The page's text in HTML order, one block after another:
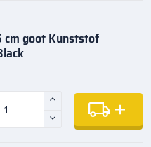
cm goot Kunststof